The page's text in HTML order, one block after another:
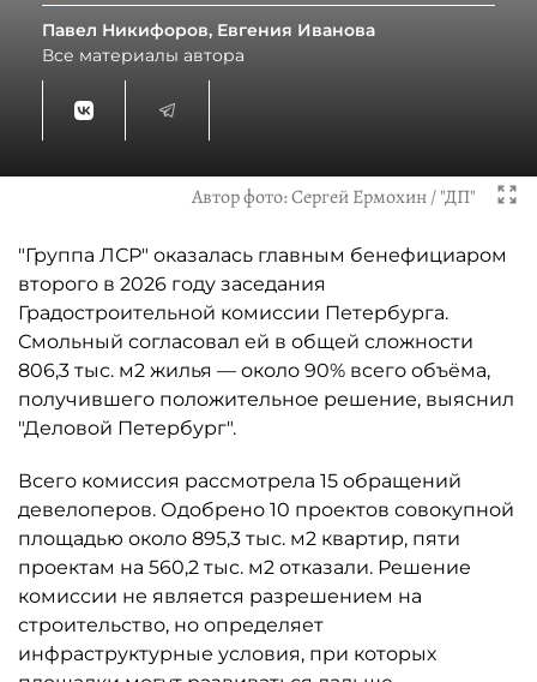
Павел Никифоров, Евгения Иванова
Все материалы автора
Автор фото:Сергей Ермохин / "ДП"
"Группа ЛСР" оказалась главным бенефициаром
второго в 2026 году заседания
Градостроительной комиссии Петербурга.
Смольный согласовал ей в общей сложности
806,3 тыс. м2 жилья — около 90% всего объёма,
получившего положительное решение, выяснил
"Деловой Петербург".
Всего комиссия рассмотрела 15 обращений
девелоперов. Одобрено 10 проектов совокупной
площадью около 895,3 тыс. м2 квартир, пяти
проектам на 560,2 тыс. м2 отказали. Решение
комиссии не является разрешением на
строительство, но определяет
инфраструктурные условия, при которых